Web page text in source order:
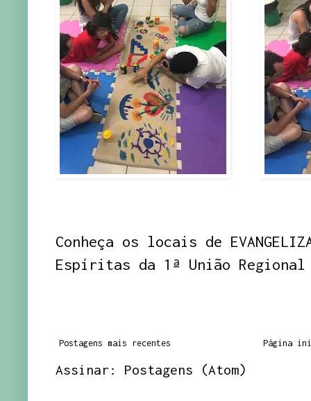
Conheça os locais de
Espíritas da 1ª União
Postagens mais recentes Página
Assinar: Postagens (Atom)